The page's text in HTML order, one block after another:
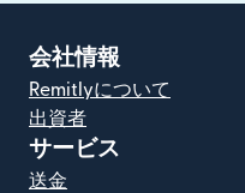
会社情報
Remitlyについて
出資者
サービス
送金